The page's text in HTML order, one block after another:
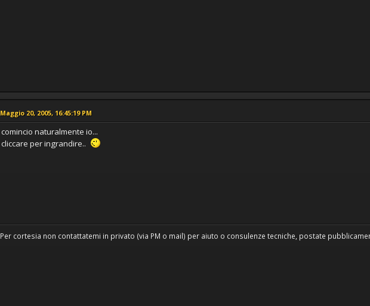
Maggio 20, 2005, 16:45:19 PM
comincio naturalmente io...
cliccare per ingrandire..
Per cortesia non contattatemi in privato (via PM o mail) per aiuto o consulenze tecniche, postate